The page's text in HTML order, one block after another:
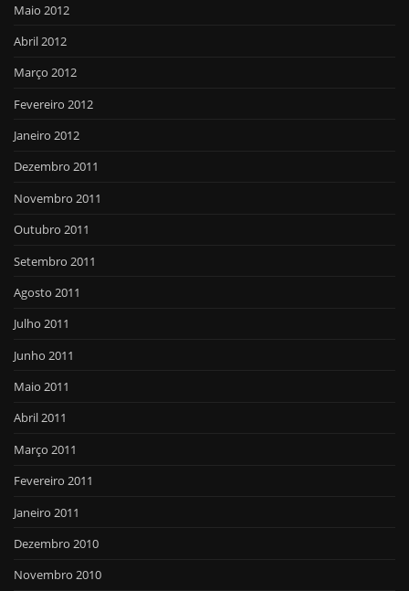
Maio 2012
Abril 2012
Março 2012
Fevereiro 2012
Janeiro 2012
Dezembro 2011
Novembro 2011
Outubro 2011
Setembro 2011
Agosto 2011
Julho 2011
Junho 2011
Maio 2011
Abril 2011
Março 2011
Fevereiro 2011
Janeiro 2011
Dezembro 2010
Novembro 2010